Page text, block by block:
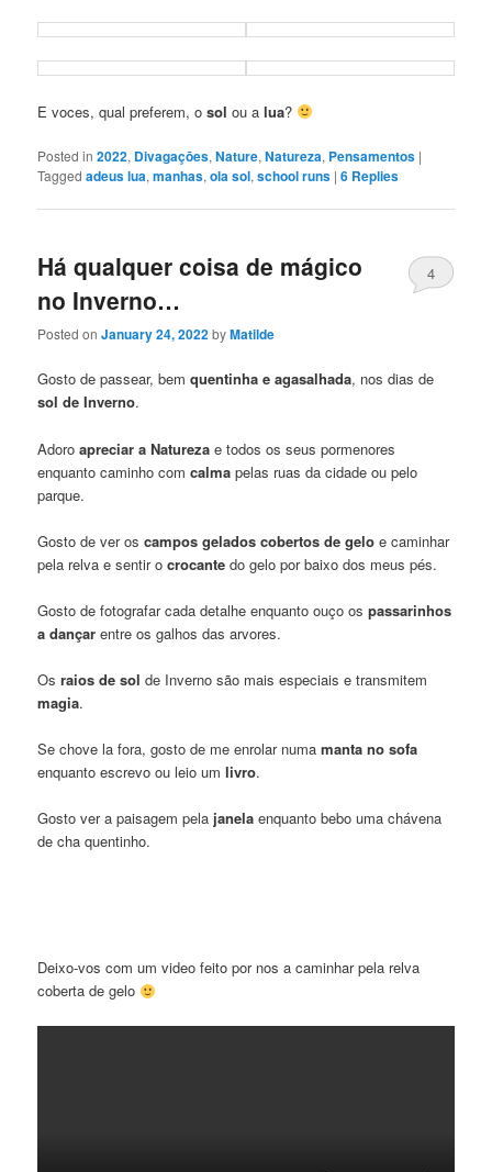
E voces, qual preferem, osol ou alua?
Posted in 2022, Divagaçōes,Nature,Natureza, Pensamentos |
Tagged adeus lua,manhas,ola sol,school runs |6 Replies
Há qualquer coisa de mágico
no Inverno…
Posted onJanuary 24, 2022byMatilde
4
Gosto de passear, bemquentinha e agasalhada, nos dias de
sol de Inverno.
Adoroapreciar a Natureza e todos os seus pormenores
enquanto caminho comcalma pelas ruas da cidade ou pelo
parque.
Gosto de ver oscampos gelados cobertos de gelo e caminhar
pela relva e sentir ocrocante do gelo por baixo dos meus pés.
Gosto de fotografar cada detalhe enquanto ouço ospassarinhos
a dançarentre os galhos das arvores.
Osraios de sol de Inverno são mais especiais e transmitem
magia.
Se chove la fora, gosto de me enrolar numamanta no sofa
enquanto escrevo ou leio umlivro.
Gosto ver a paisagem pela janela enquanto bebo uma chávena
de cha quentinho.
Deixo-vos com um video feito por nos a caminhar pela relva
coberta de gelo